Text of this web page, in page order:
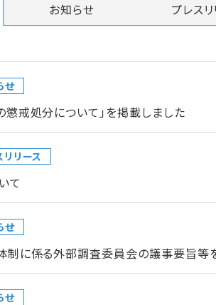
お知らせ プレス
せ
戒処分について」を掲載しました
リリース
て
せ
に係る外部調査委員会の議事要旨等
せ